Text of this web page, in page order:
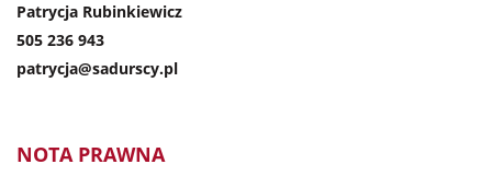
Patrycja Rubinkiewicz
505 236 943
patrycja@sadurscy.pl
NOTA PRAWNA